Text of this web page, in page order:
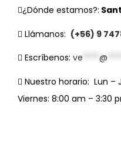
¿Dónde estamos?:
Llámanos: (+56) 9
Escríbenos: ve @
Nuestro horario: Lun –
Viernes: 8:00 am – 3:30